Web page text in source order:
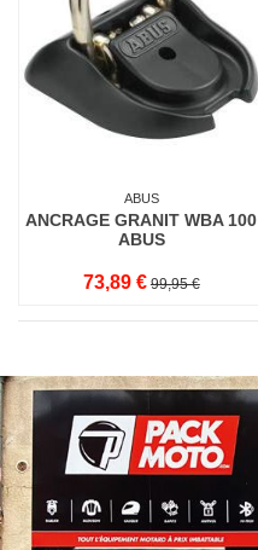
ABUS
ANCRAGE GRANIT WBA 100
ABUS
73,89 € 99,95 €